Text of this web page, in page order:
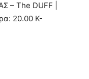
– The DUFF |
20.00 K-